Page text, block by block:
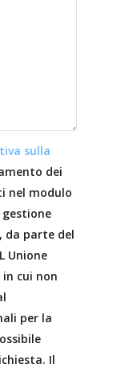
sulla
dei
nel modulo
da parte del
Unione
cui non
per la
Il